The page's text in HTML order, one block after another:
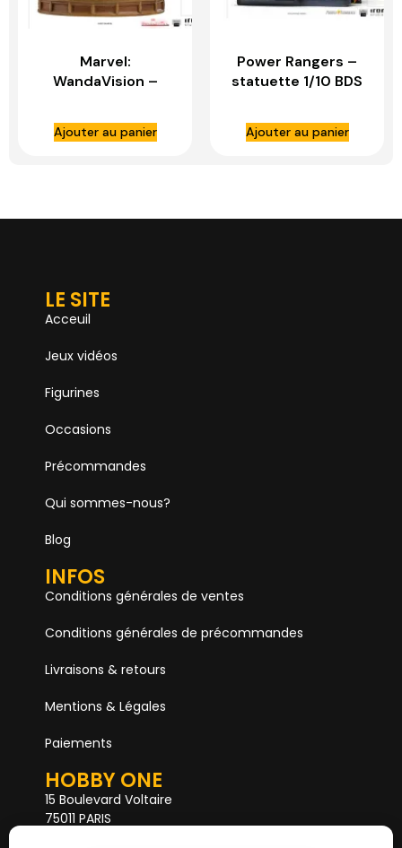
Marvel:
WandaVision –
Version 1:10 Scale
Statue – IRON
Ajouter au panier
Power Rangers –
statuette 1/10 BDS
Ranger – IRON
STUDIOS
Ajouter au panier
LE SITE
Acceuil
Jeux vidéos
Figurines
Occasions
Précommandes
Qui sommes-nous?
Blog
INFOS
Conditions générales de ventes
Conditions générales de précommandes
Livraisons & retours
Mentions & Légales
Paiements
HOBBY ONE
15 Boulevard Voltaire
75011 PARIS